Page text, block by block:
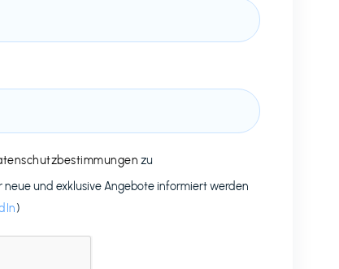
zu
neue und exklusive Angebote informiert werden
)